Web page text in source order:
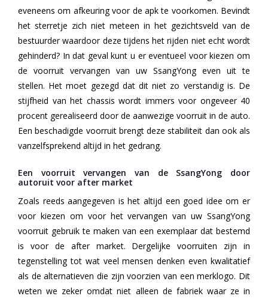
eveneens om afkeuring voor de apk te voorkomen. Bevindt
het sterretje zich niet meteen in het gezichtsveld van de
bestuurder waardoor deze tijdens het rijden niet echt wordt
gehinderd? In dat geval kunt u er eventueel voor kiezen om
de voorruit vervangen van uw SsangYong even uit te
stellen. Het moet gezegd dat dit niet zo verstandig is. De
stijfheid van het chassis wordt immers voor ongeveer 40
procent gerealiseerd door de aanwezige voorruit in de auto.
Een beschadigde voorruit brengt deze stabiliteit dan ook als
vanzelfsprekend altijd in het gedrang.
Een voorruit vervangen van de SsangYong door
autoruit voor after market
Zoals reeds aangegeven is het altijd een goed idee om er
voor kiezen om voor het vervangen van uw SsangYong
voorruit gebruik te maken van een exemplaar dat bestemd
is voor de after market. Dergelijke voorruiten zijn in
tegenstelling tot wat veel mensen denken even kwalitatief
als de alternatieven die zijn voorzien van een merklogo. Dit
weten we zeker omdat niet alleen de fabriek waar ze in